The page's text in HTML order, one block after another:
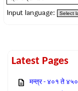
Input language:
Latest Pages
मन्त्र - ४०१ ते ४५०